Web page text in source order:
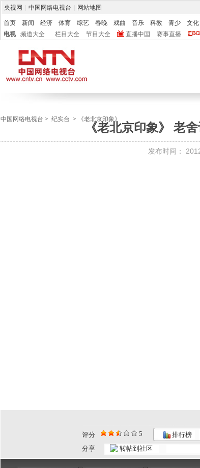
央视网 中国网络电视台 网站地图
首页 新闻 经济 体育 综艺 春晚 戏曲 音乐 科教 青少 文化
电视
频道大全 栏目大全 节目大全 直播中国 赛事直播
中国网络电视台 > 纪实台 > 《老北京印象》
《老北京印象》 老
发布时间：
评分 5 排行榜
分享
转帖到社区